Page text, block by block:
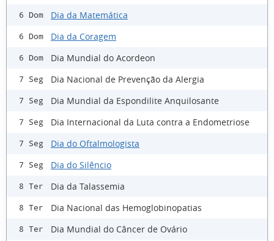
6 Dom Dia da Matemática
6 Dom Dia da Coragem
6 Dom Dia Mundial do Acordeon
7 Seg Dia Nacional de Prevenção da Alergia
7 Seg Dia Mundial da Espondilite Anquilosante
7 Seg Dia Internacional da Luta contra a Endometriose
7 Seg Dia do Oftalmologista
7 Seg Dia do Silêncio
8 Ter Dia da Talassemia
8 Ter Dia Nacional das Hemoglobinopatias
8 Ter Dia Mundial do Câncer de Ovário